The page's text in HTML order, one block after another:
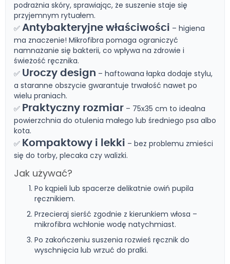
podrażnia skóry, sprawiając, że suszenie staje się
przyjemnym rytuałem.
✅ Antybakteryjne właściwości – higiena
ma znaczenie! Mikrofibra pomaga ograniczyć
namnażanie się bakterii, co wpływa na zdrowie i
świeżość ręcznika.
✅ Uroczy design – haftowana łapka dodaje stylu,
a staranne obszycie gwarantuje trwałość nawet po
wielu praniach.
✅ Praktyczny rozmiar – 75x35 cm to idealna
powierzchnia do otulenia małego lub średniego psa albo
kota.
✅ Kompaktowy i lekki – bez problemu zmieści
się do torby, plecaka czy walizki.
Jak używać?
Po kąpieli lub spacerze delikatnie owiń pupila
ręcznikiem.
Przecieraj sierść zgodnie z kierunkiem włosa –
mikrofibra wchłonie wodę natychmiast.
Po zakończeniu suszenia rozwieś ręcznik do
wyschnięcia lub wrzuć do pralki.